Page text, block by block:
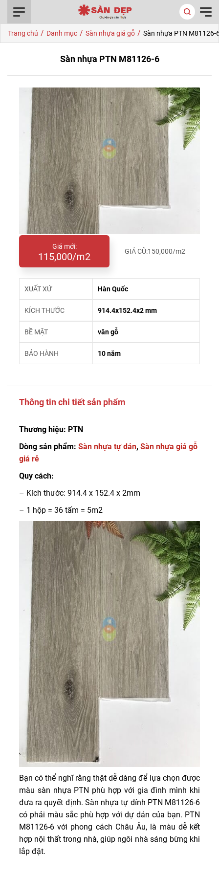
Trang chủ / Danh mục / Sàn nhựa giả gỗ / Sàn nhựa PTN M81126-
Sàn nhựa PTN M81126-6
Giá mới:
115,000/m2 GIÁ CŨ:150,000/m2
XUẤT XỨ Hàn Quốc
KÍCH THƯỚC 914.4x152.4x2 mm
BỀ MẶT vân gỗ
BẢO HÀNH 10 năm
Thông tin chi tiết sản phẩm
Thương hiệu: PTN
Dòng sản phẩm: Sàn nhựa tự dán, Sàn nhựa giả gỗ
giá rẻ
Quy cách:
– Kích thước: 914.4 x 152.4 x 2mm
– 1 hộp = 36 tấm = 5m2
Bạn có thể nghĩ rằng thật dễ dàng để lựa chọn được
màu sàn nhựa PTN phù hợp với gia đình mình khi
đưa ra quyết định. Sàn nhựa tự dính PTN M81126-6
có phải màu sắc phù hợp với dự dán của bạn. PTN
M81126-6 với phong cách Châu Âu, là màu dễ kết
hợp nội thất trong nhà, giúp ngôi nhà sáng bừng khi
lắp đặt.